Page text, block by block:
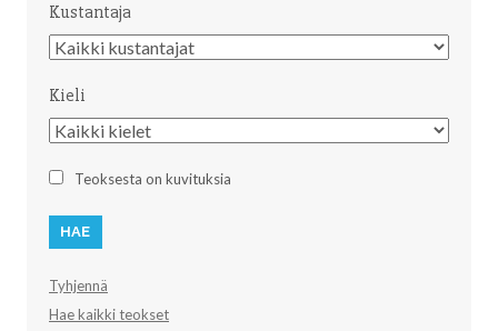
Kustantaja
Kustantaja
Kieli
Kieli
Teoksesta on kuvituksia
Tyhjennä
Hae kaikki teokset